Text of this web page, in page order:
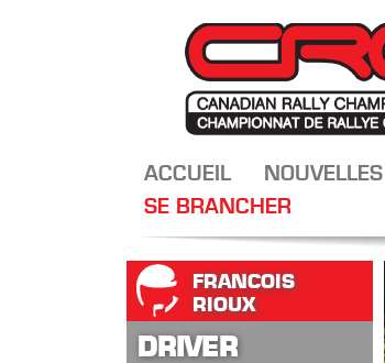
ACCUEIL NOUVELLES
SE BRANCHER
FRANCOIS
RIOUX
DRIVER